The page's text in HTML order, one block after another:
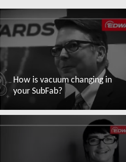
How is vacuum changing in
your SubFab?